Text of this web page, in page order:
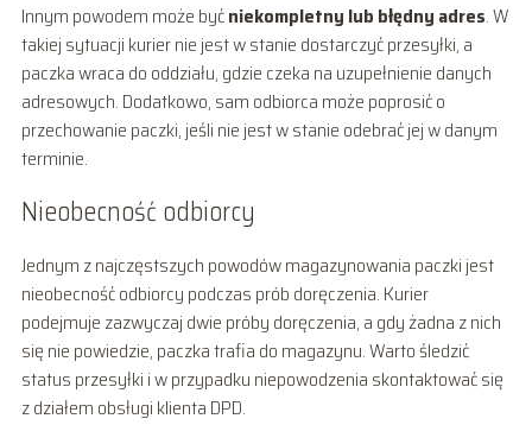
Innym powodem może byćniekompletny lub błędny adres. W
takiej sytuacji kurier nie jest w stanie dostarczyć przesyłki, a
paczka wraca do oddziału, gdzie czeka na uzupełnienie danych
adresowych. Dodatkowo, sam odbiorca może poprosić o
przechowanie paczki, jeśli nie jest w stanie odebrać jej w danym
terminie.
Nieobecność odbiorcy
Jednym z najczęstszych powodów magazynowania paczki jest
nieobecność odbiorcy podczas prób doręczenia. Kurier
podejmuje zazwyczaj dwie próby doręczenia, a gdy żadna z nich
się nie powiedzie, paczka trafia do magazynu. Warto śledzić
status przesyłki i w przypadku niepowodzenia skontaktować się
z działem obsługi klienta DPD.